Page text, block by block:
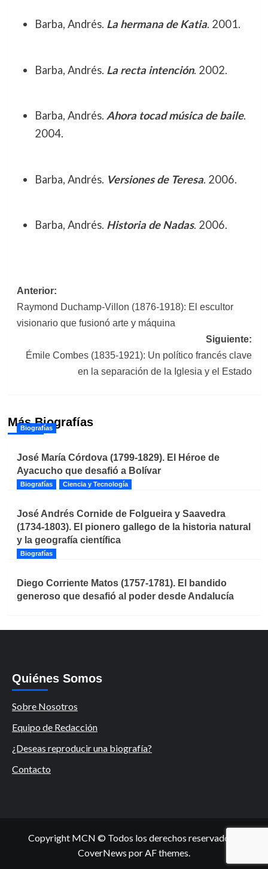
Barba, Andrés. La hermana de Katia. 2001.
Barba, Andrés. La recta intención. 2002.
Barba, Andrés. Ahora tocad música de baile.
2004.
Barba, Andrés. Versiones de Teresa. 2006.
Barba, Andrés. Historia de Nadas. 2006.
Navegación
de
entradas
Anterior:
Raymond Duchamp-Villon (1876-1918): El escultor
visionario que fusionó arte y máquina
Siguiente:
Émile Combes (1835-1921): Un político francés clave
en la separación de la Iglesia y el Estado
Más Biografías
Biografías
José María Córdova (1799-1829). El Héroe de
Ayacucho que desafió a Bolívar
Biografías Ciencia y Tecnología
José Andrés Cornide de Folgueira y Saavedra
(1734-1803). El pionero gallego de la historia natural
y la geografía científica
Biografías
Diego Corriente Matos (1757-1781). El bandido
generoso que desafió al poder desde Andalucía
Quiénes Somos
Sobre Nosotros
Equipo de Redacción
¿Deseas reproducir una biografía?
Contacto
Copyright MCN © Todos los derechos reservados.
CoverNews por AF themes.